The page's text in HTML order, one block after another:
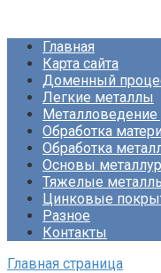
контентуГлавная
Карта сайта
Доменный
Легкие металлы
Обработка
Обработка
Основы
Тяжелые
Цинковые
Разное
Контакты
Главная страница